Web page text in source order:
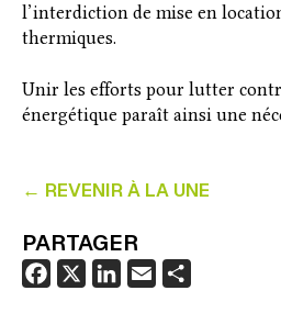
← REVENIR À LA UNE
PARTAGER
X
l’interdiction de mise en
thermiques.
Unir les efforts pour lutter
énergétique paraît ainsi une